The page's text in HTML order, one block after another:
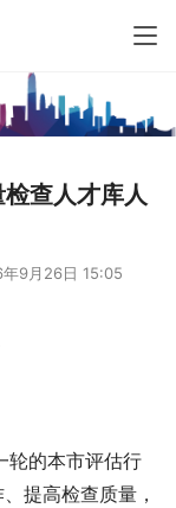
查人才库人
年9月26日 15:05
轮的本市评估行
提高检查质量，